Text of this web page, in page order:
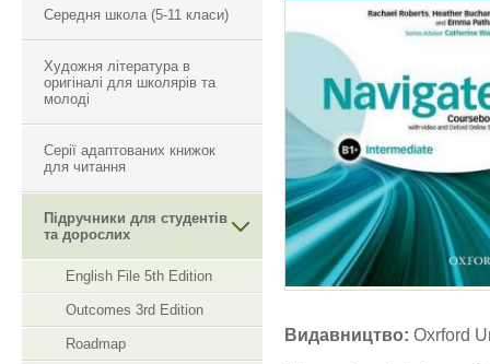
Середня школа (5-11 класи)
Художня література в
оригіналі для школярів та
молоді
Серії адаптованих книжок
для читання
Підручники для студентів
та дорослих
English File 5th Edition
Outcomes 3rd Edition
Roadmap
NAVIGATE
INTERMEDIATE
Видавництво: Oxrford